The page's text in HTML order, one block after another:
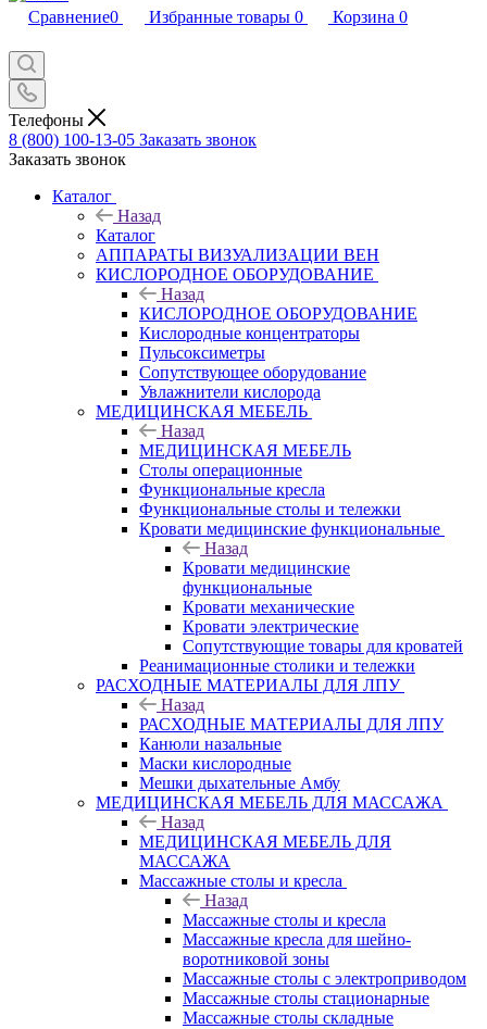
Сравнение0 Избранные товары 0 Корзина 0
Телефоны
8 (800) 100-13-05 Заказать звонок
Заказать звонок
Каталог
Назад
Каталог
АППАРАТЫ ВИЗУАЛИЗАЦИИ ВЕН
КИСЛОРОДНОЕ ОБОРУДОВАНИЕ
Назад
КИСЛОРОДНОЕ ОБОРУДОВАНИЕ
Кислородные концентраторы
Пульсоксиметры
Сопутствующее оборудование
Увлажнители кислорода
МЕДИЦИНСКАЯ МЕБЕЛЬ
Назад
МЕДИЦИНСКАЯ МЕБЕЛЬ
Столы операционные
Функциональные кресла
Функциональные столы и тележки
Кровати медицинские функциональные
Назад
Кровати медицинские
функциональные
Кровати механические
Кровати электрические
Сопутствующие товары для кроватей
Реанимационные столики и тележки
РАСХОДНЫЕ МАТЕРИАЛЫ ДЛЯ ЛПУ
Назад
РАСХОДНЫЕ МАТЕРИАЛЫ ДЛЯ ЛПУ
Канюли назальные
Маски кислородные
Мешки дыхательные Амбу
МЕДИЦИНСКАЯ МЕБЕЛЬ ДЛЯ МАССАЖА
Назад
МЕДИЦИНСКАЯ МЕБЕЛЬ ДЛЯ
МАССАЖА
Массажные столы и кресла
Назад
Массажные столы и кресла
Массажные кресла для шейно-
воротниковой зоны
Массажные столы с электроприводом
Массажные столы стационарные
Массажные столы складные